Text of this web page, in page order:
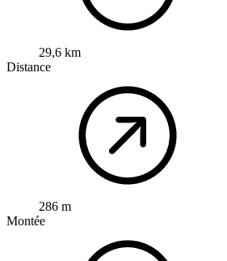
29,6 km
Distance
286 m
Montée